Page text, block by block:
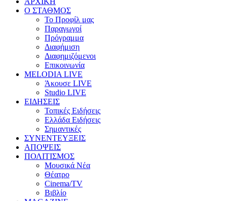
Ο ΣΤΑΘΜΟΣ
Το Προφίλ μας
Παραγωγοί
Πρόγραμμα
Διαφήμιση
Διαφημιζόμενοι
Επικοινωνία
MELODIA LIVE
Άκουσε LIVE
Studio LIVE
ΕΙΔΗΣΕΙΣ
Τοπικές Ειδήσεις
Ελλάδα Ειδήσεις
Σημαντικές
ΣΥΝΕΝΤΕΥΞΕΙΣ
ΑΠΟΨΕΙΣ
ΠΟΛΙΤΙΣΜΟΣ
Μουσικά Νέα
Θέατρο
Cinema/TV
Βιβλίο